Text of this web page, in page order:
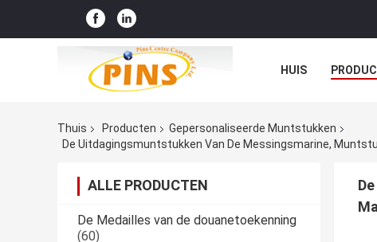
HUIS
Thuis Producten
Gepersonaliseerde Muntstukken
De Uitdagingsmuntstukken Van De Messingsmarine,
ALLE PRODUCTEN
De Medailles van de douanetoekenning
(60)